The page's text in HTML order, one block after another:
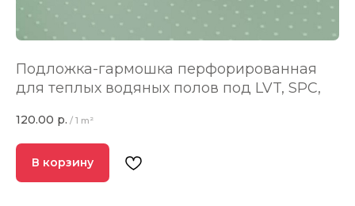
Подложка-гармошка перфорированная
для теплых водяных полов под LVT, SPC,
120.00 р. / 1 m²
В корзину